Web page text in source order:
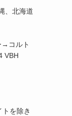
、北海道
→コルト
VBH
を除き